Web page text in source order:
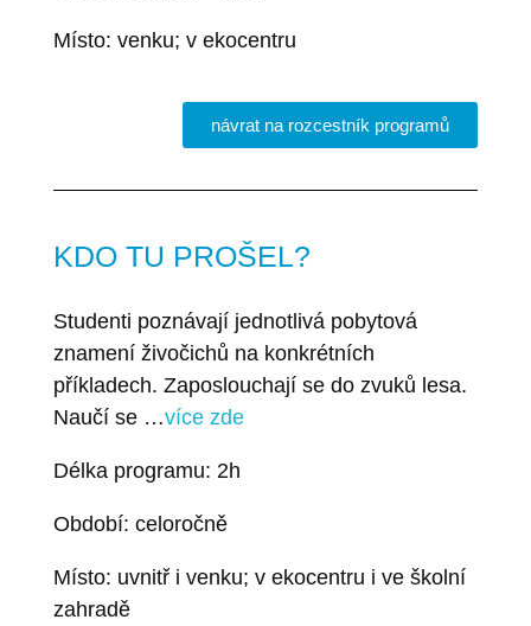
Místo: venku; v ekocentru
návrat na rozcestník programů
KDO TU PROŠEL?
Studenti poznávají jednotlivá pobytová
znamení živočichů na konkrétních
příkladech. Zaposlouchají se do zvuků lesa.
Naučí se …více zde
Délka programu: 2h
Období: celoročně
Místo: uvnitř i venku; v ekocentru i ve školní
zahradě